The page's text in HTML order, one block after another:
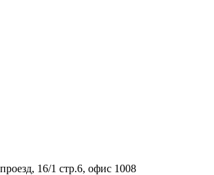
16/1 стр.6, офис 1008